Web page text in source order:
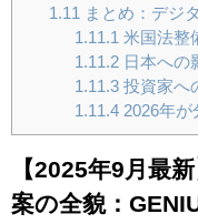
1.11
まとめ：デジ
1.11.1 米国法整
1.11.2日本への
1.11.3投資家へ
1.11.42026年が
【2025年9月最
案の全貌：